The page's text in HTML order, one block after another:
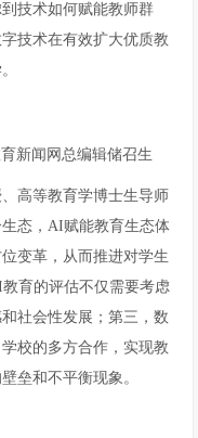
技术如何赋能教师群
技术在有效扩大优质教
新闻网总编辑储召生
高等教育学博士生导师
态，AI赋能教育生态体
变革，从而推进对学生
育的评估不仅需要考虑
社会性发展；第三，数
校的多方合作，实现教
垒和不平衡现象。